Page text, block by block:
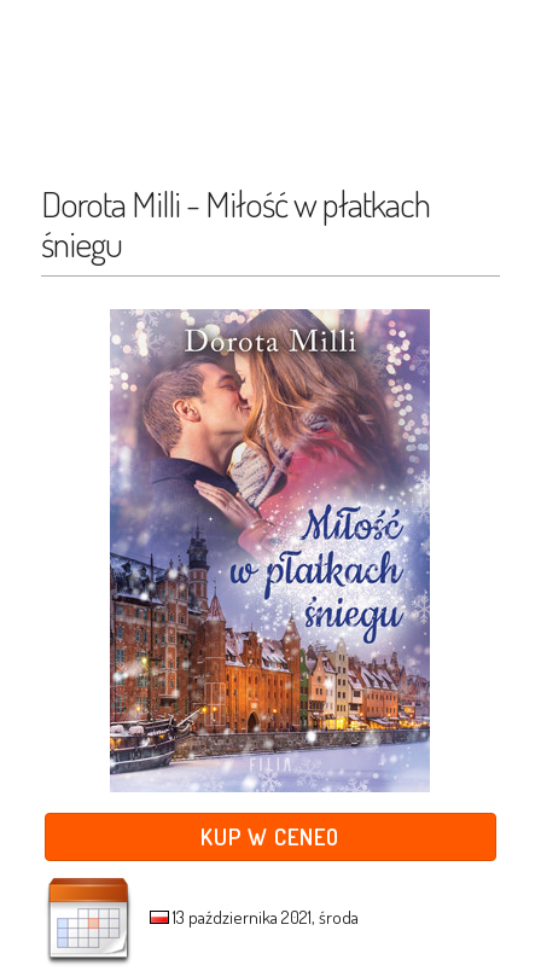
Dorota Milli - Miłość w płatkach
śniegu
KUP W CENEO
13 października 2021, środa